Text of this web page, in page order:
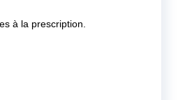
à la prescription.